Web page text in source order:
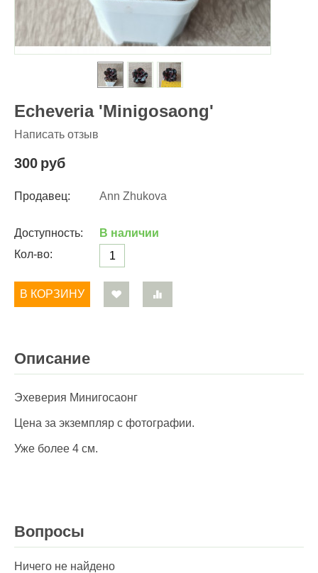
Echeveria 'Minigosaong'
Написать отзыв
300 руб
Продавец: Ann Zhukova
Доступность:
В наличии
Кол-во:
В КОРЗИНУ
Описание
Эхеверия Минигосаонг
Цена за экземпляр с фотографии.
Уже более 4 см.
Вопросы
Ничего не найдено